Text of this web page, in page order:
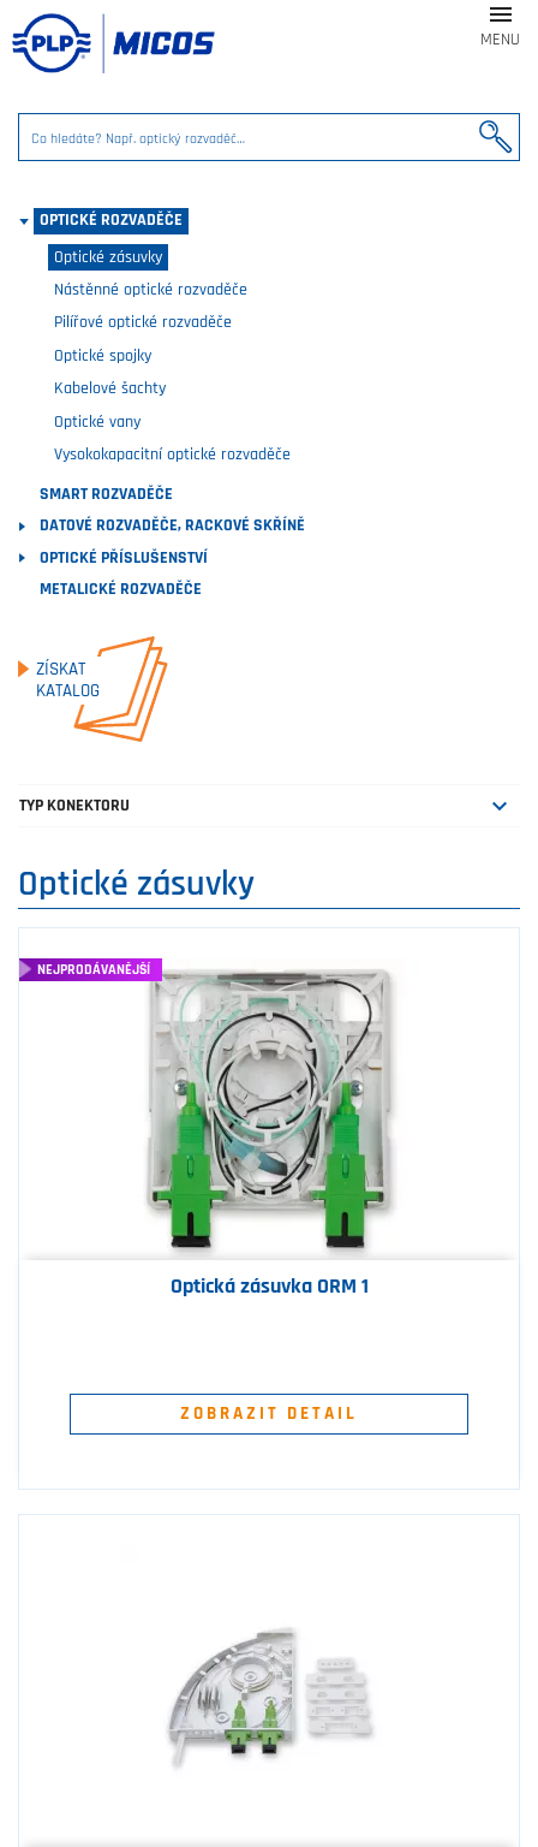

MENU
OPTICKÉ ROZVADĚČE
Optické zásuvky
Nástěnné optické rozvaděče
Pilířové optické rozvaděče
Optické spojky
Kabelové šachty
Optické vany
Vysokokapacitní optické rozvaděče
SMART ROZVADĚČE
DATOVÉ ROZVADĚČE, RACKOVÉ SKŘÍNĚ
OPTICKÉ PŘÍSLUŠENSTVÍ
METALICKÉ ROZVADĚČE
ZÍSKAT
KATALOG
TYP KONEKTORU 
Optické zásuvky
Optická zásuvka ORM 1
ZOBRAZIT DETAIL
NEJPRODÁVANĚJŠÍ